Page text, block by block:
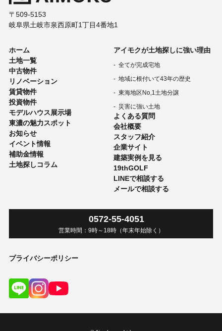
〒509-5153
岐阜県土岐市泉西原町1丁目4番地1
ホーム
土地一覧
中古物件
リノベーション
賃貸物件
投資物件
モデルハウス展示場
東濃の魅力スポット
お知らせ
イベント情報
補助金情報
土地探しコラム
アイモクが土地探しに強い理由
全てが完成宅地
地域に根付いて43年の歴史
東海地区No,1土地分譲
災害に強い土地
よくある質問
会社概要
スタッフ紹介
企業サイト
建築実例を見る
19thGOLF
LINEで相談する
メールで相談する
0572-55-4051
営業時間： 9時～ 18時（年末年始除く）
プライバシーポリシー